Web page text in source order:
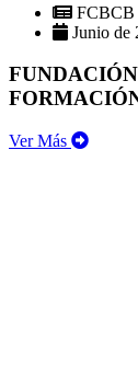
FCBCB
Junio de
Ver Más